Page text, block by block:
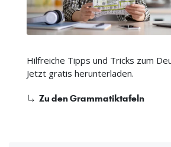
Hilfreiche Tipps und Tricks zum
Jetzt gratis herunterladen.
Zu den Grammatiktafeln